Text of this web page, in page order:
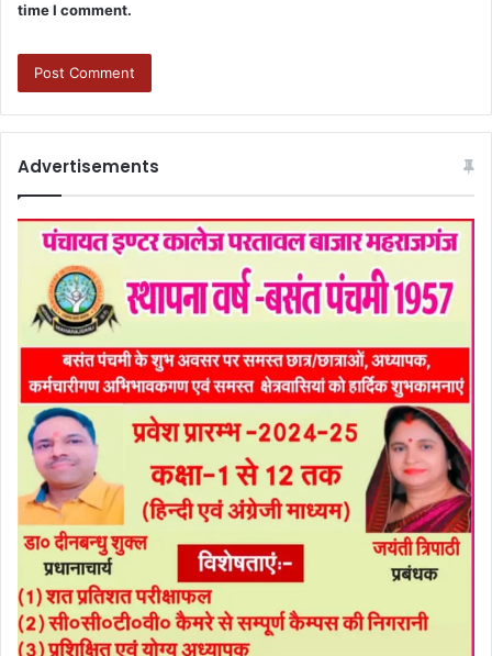
time I comment.
Advertisements